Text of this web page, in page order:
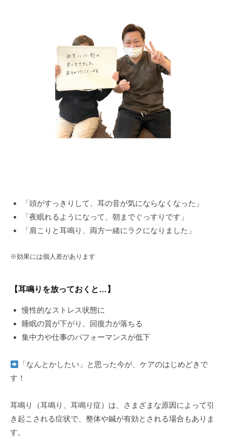
「頭がすっきりして、耳の音が気にならなくなった」
「夜眠れるようになって、朝までぐっすりです」
「肩こりと耳鳴り、両方一緒にラクになりました」
※効果には個人差があります
【耳鳴りを放っておくと…】
慢性的なストレス状態に
睡眠の質が下がり、回復力が落ちる
集中力や仕事のパフォーマンスが低下
「なんとかしたい」と思った今が、ケアのはじめどきで
す！
耳鳴り（耳鳴り、耳鳴り症）は、さまざまな原因によって引
き起こされる症状で、整体や鍼が有効とされる場合もありま
す。